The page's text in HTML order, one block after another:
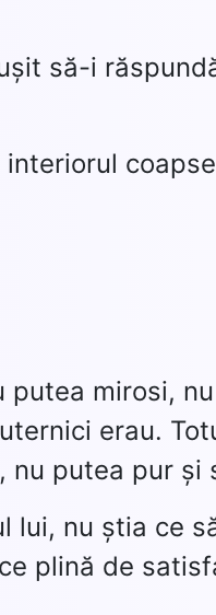
să-i
mirosi,
erau.
putea pur și
lui, nu știa ce
plină de